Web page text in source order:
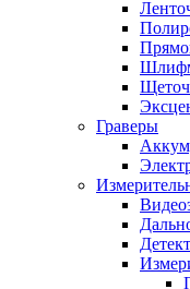
Граверы